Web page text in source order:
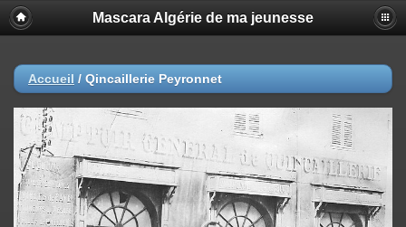
Mascara Algérie de ma jeunesse
Accueil / Qincaillerie Peyronnet